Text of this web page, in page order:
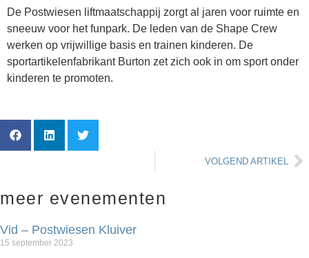
De Postwiesen liftmaatschappij zorgt al jaren voor ruimte en
sneeuw voor het funpark. De leden van de Shape Crew
werken op vrijwillige basis en trainen kinderen. De
sportartikelenfabrikant Burton zet zich ook in om sport onder
kinderen te promoten.
VOLGEND ARTIKEL
meer evenementen
Vid – Postwiesen Kluiver
15 september 2023